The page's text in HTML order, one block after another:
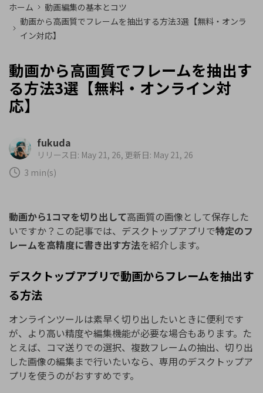
ホーム
動画編集の基本とコツ
動画から高画質でフレームを抽出する方法3選【無料・オンラ
イン対応】
動画から高画質でフレームを抽出す
る方法3選【無料・オンライン対
応】
fukuda
リリース日: May 21, 26, 更新日: May 21, 26
3 min(s)
動画から1コマを切り出して高画質の画像として保存した
いですか？この記事では、デスクトップアプリで特定のフ
レームを高精度に書き出す方法を紹介します。
デスクトップアプリで動画からフレームを抽出す
る方法
オンラインツールは素早く切り出したいときに便利です
が、より高い精度や編集機能が必要な場合もあります。た
とえば、コマ送りでの選択、複数フレームの抽出、切り出
した画像の編集まで行いたいなら、専用のデスクトップア
プリを使うのがおすすめです。